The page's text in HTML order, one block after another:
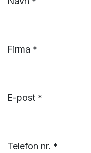
Firma *
E-post *
Telefon nr. *